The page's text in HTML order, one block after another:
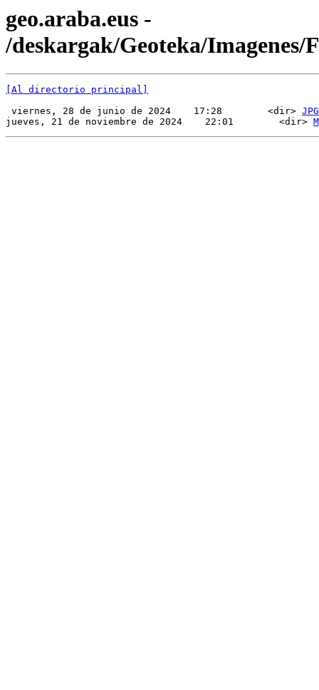
geo.araba.eus -
/deskargak/Geoteka/Imagenes/
[Al directorio principal]
viernes, 28 de junio de 2024    17:28        <dir> JPG
jueves, 21 de noviembre de 2024    22:01        <dir>